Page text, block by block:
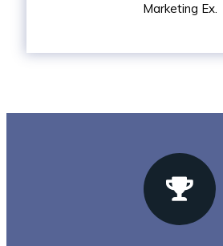
Marketing Ex.